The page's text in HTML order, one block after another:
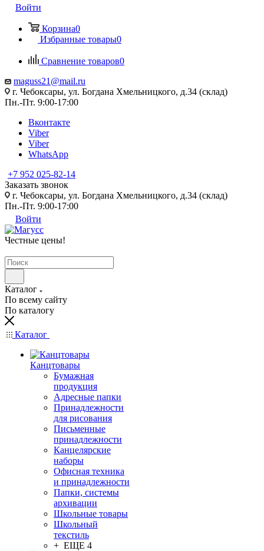
Войти
Корзина0
Избранные товары0
Сравнение товаров0
maguss21@mail.ru
г. Чебоксары, ул. Богдана Хмельницкого, д.34 (склад)
Пн.-Пт. 9:00-17:00
Вконтакте
Viber
Viber
WhatsApp
+7 952 025-82-14
Заказать звонок
г. Чебоксары, ул. Богдана Хмельницкого, д.34 (склад)
Пн.-Пт. 9:00-17:00
Войти
Честные цены!
Каталог
По всему сайту
По каталогу
Каталог
Канцтовары
Бумажная
продукция
Адресные папки
Принадлежности
для рисования
Письменные
принадлежности
Канцелярские
наборы
Офисная техника
и принадлежности
Папки, системы
архивации
Школьные товары
Школьный
текстиль
+ ЕЩЕ 4